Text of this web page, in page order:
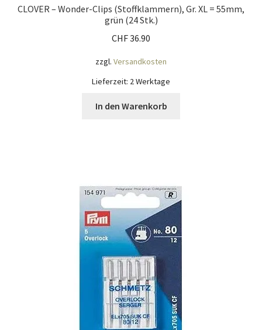
CLOVER – Wonder-Clips (Stoffklammern), Gr. XL = 55mm,
grün (24 Stk.)
CHF36.90
zzgl. Versandkosten
Lieferzeit: 2 Werktage
In den Warenkorb